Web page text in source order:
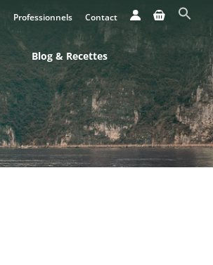
Professionnels Contact
Blog & Recettes